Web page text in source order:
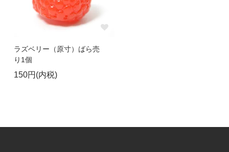
ラズベリー（原寸）ばら売
り1個
150円(内税)